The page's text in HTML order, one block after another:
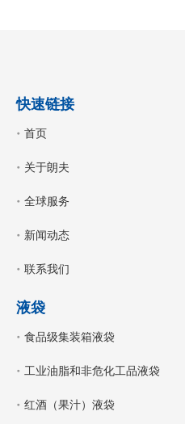
快速链接
首页
关于朗夫
全球服务
新闻动态
联系我们
液袋
食品级集装箱液袋
工业油脂和非危化工品液袋
红酒（果汁）液袋